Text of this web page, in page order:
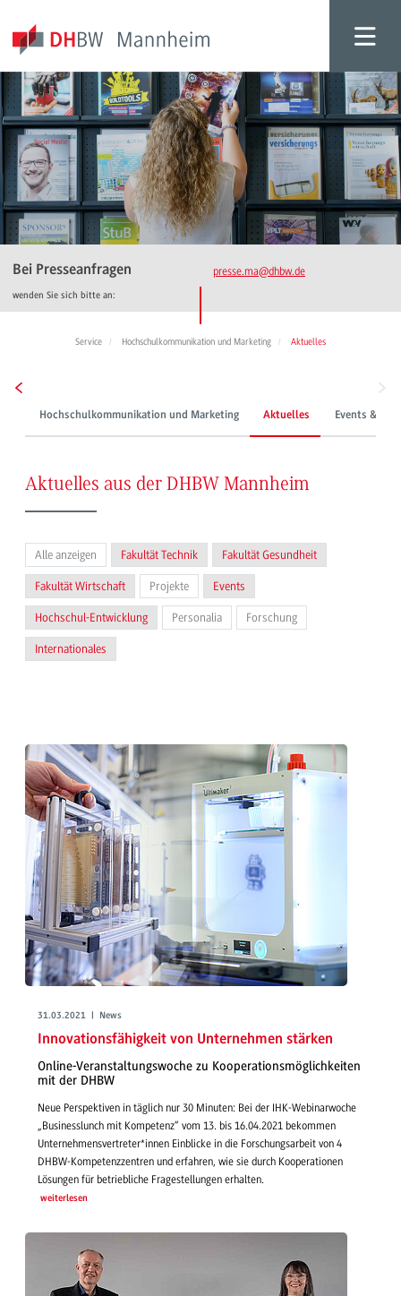
Bei Presseanfragen
wenden Sie sich bitte an:
presse.ma@dhbw.de
Service Hochschulkommunikation und Marketing Aktuelles
Hochschulkommunikation und Marketing Aktuelles Events &
Aktuelles aus der DHBW Mannheim
Alle anzeigen Fakultät Technik Fakultät Gesundheit
Fakultät Wirtschaft Projekte Events
Hochschul-Entwicklung Personalia Forschung
Internationales
31.03.2021 | News
Innovationsfähigkeit von Unternehmen stärken
Online-Veranstaltungswoche zu Kooperationsmöglichkeiten
mit der DHBW
Neue Perspektiven in täglich nur 30 Minuten: Bei der IHK-Webinarwoche
„Businesslunch mit Kompetenz“ vom 13. bis 16.04.2021 bekommen
Unternehmensvertreter*innen Einblicke in die Forschungsarbeit von 4
DHBW-Kompetenzzentren und erfahren, wie sie durch Kooperationen
Lösungen für betriebliche Fragestellungen erhalten.
weiterlesen